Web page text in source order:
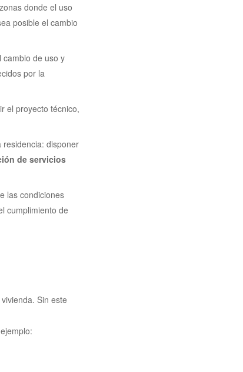
donde el uso
posible el cambio
cambio de uso y
por la
el proyecto técnico,
residencia: disponer
de servicios
las condiciones
cumplimiento de
Sin este